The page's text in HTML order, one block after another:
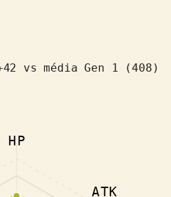
42
vs média Gen 1 (408)
HP
ATK